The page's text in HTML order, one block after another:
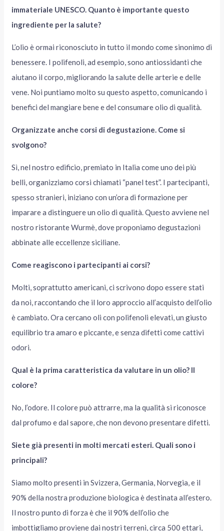
immateriale UNESCO. Quanto è importante questo
ingrediente per la salute?
L’olio è ormai riconosciuto in tutto il mondo come sinonimo di
benessere. I polifenoli, ad esempio, sono antiossidanti che
aiutano il corpo, migliorando la salute delle arterie e delle
vene. Noi puntiamo molto su questo aspetto, comunicando i
benefici del mangiare bene e del consumare olio di qualità.
Organizzate anche corsi di degustazione. Come si
svolgono?
Sì, nel nostro edificio, premiato in Italia come uno dei più
belli, organizziamo corsi chiamati “panel test”. I partecipanti,
spesso stranieri, iniziano con un’ora di formazione per
imparare a distinguere un olio di qualità. Questo avviene nel
nostro ristorante Wurmè, dove proponiamo degustazioni
abbinate alle eccellenze siciliane.
Come reagiscono i partecipanti ai corsi?
Molti, soprattutto americani, ci scrivono dopo essere stati
da noi, raccontando che il loro approccio all’acquisto dell’olio
è cambiato. Ora cercano oli con polifenoli elevati, un giusto
equilibrio tra amaro e piccante, e senza difetti come cattivi
odori.
Qual è la prima caratteristica da valutare in un olio? Il
colore?
No, l’odore. Il colore può attrarre, ma la qualità si riconosce
dal profumo e dal sapore, che non devono presentare difetti.
Siete già presenti in molti mercati esteri. Quali sono i
principali?
Siamo molto presenti in Svizzera, Germania, Norvegia, e il
90% della nostra produzione biologica è destinata all’estero.
Il nostro punto di forza è che il 90% dell’olio che
imbottigliamo proviene dai nostri terreni, circa 500 ettari,